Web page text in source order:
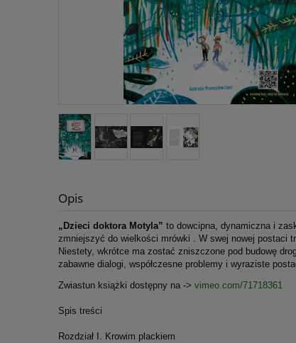
Opis
„Dzieci doktora Motyla” to dowcipna, dynamiczna i
zmniejszyć do wielkości mrówki . W swej nowej postaci
Niestety, wkrótce ma zostać zniszczone pod budowę
zabawne dialogi, współczesne problemy i wyraziste
Zwiastun książki dostępny na -> vimeo.com/71718361
Spis treści
Rozdział I. Krowim plackiem